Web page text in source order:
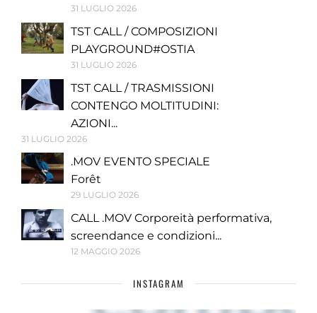
31 LUGLIO 2026
TST CALL / COMPOSIZIONI
PLAYGROUND#OSTIA
31 LUGLIO 2026
TST CALL / TRASMISSIONI
CONTENGO MOLTITUDINI:
AZIONI...
31 LUGLIO 2026
.MOV EVENTO SPECIALE
Forêt
29 LUGLIO 2026
CALL .MOV Corporeità performativa,
screendance e condizioni...
12 MAGGIO 2026
INSTAGRAM